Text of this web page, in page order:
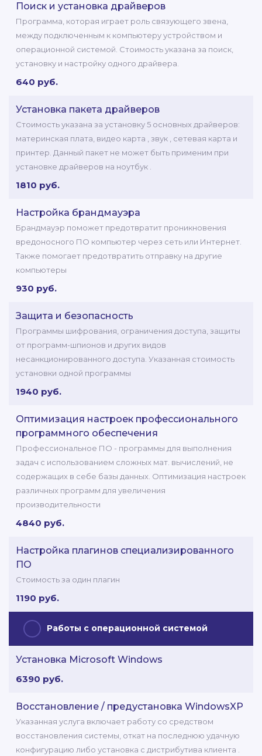
Поиск и установка драйверов
Программа, которая играет роль связующего звена,
между подключенным к компьютеру устройством и
операционной системой. Стоимость указана за поиск,
установку и настройку одного драйвера.
640 руб.
Установка пакета драйверов
Стоимость указана за установку 5 основных драйверов:
материнская плата, видео карта , звук , сетевая карта и
принтер. Данный пакет не может быть применим при
установке драйверов на ноутбук .
1810 руб.
Настройка брандмауэра
Брандмауэр поможет предотвратит проникновения
вредоносного ПО компьютер через сеть или Интернет.
Также помогает предотвратить отправку на другие
компьютеры
930 руб.
Защита и безопасность
Программы шифрования, ограничения доступа, защиты
от программ-шпионов и других видов
несанкционированного доступа. Указанная стоимость
установки одной программы
1940 руб.
Оптимизация настроек профессионального
программного обеспечения
Профессиональное ПО - программы для выполнения
задач с использованием сложных мат. вычислений, не
содержащих в себе базы данных. Оптимизация настроек
различных программ для увеличения
производительности
4840 руб.
Настройка плагинов специализированного
ПО
Стоимость за один плагин
1190 руб.
Работы с операционной системой
Установка Microsoft Windows
6390 руб.
Восстановление / предустановка WindowsXP
Указанная услуга включает работу со средством
восстановления системы, откат на последнюю удачную
конфигурацию либо установка с дистрибутива клиента .